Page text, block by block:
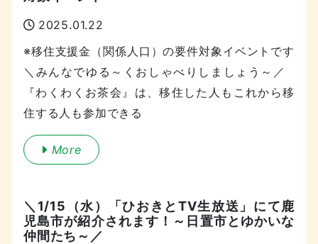
2025.01.22
※移住支援金（関係人口）の要件対象イベントです
＼みんなでゆる～くおしゃべりしましょう～／
『わくわくお茶会』は、移住した人もこれから移
住する人も参加できる
More
＼1/15（水）「ひおきとTV生放送」にて鹿
児島市が紹介されます！～日置市とゆかいな
仲間たち～／